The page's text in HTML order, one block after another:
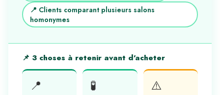
📍 Clients comparant plusieurs salons
homonymes
📌 3 choses à retenir avant d’acheter
📍 🧪 ⚠️